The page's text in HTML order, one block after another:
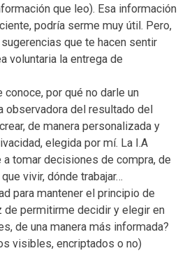
que leo). Esa información
podría serme muy útil. Pero,
que te hacen sentir
voluntaria la entrega de
por qué no darle un
observadora del resultado del
de manera personalizada y
elegida por mí. La I.A
a tomar decisiones de compra, de
vivir, dónde trabajar…
para mantener el principio de
de permitirme decidir y elegir en
de una manera más informada?
visibles, encriptados o no)